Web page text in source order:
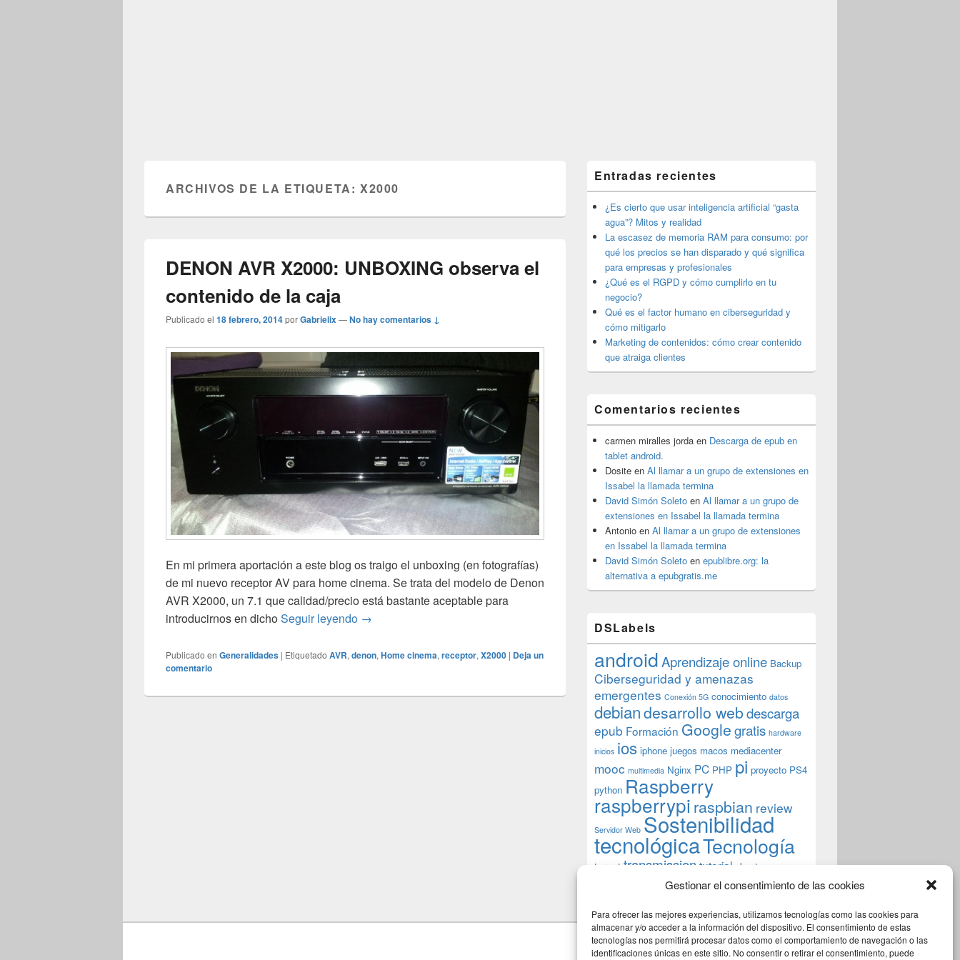
Gestionar el consentimiento de las cookies
Para ofrecer las mejores experiencias, utilizamos tecnologías como las cookies para
almacenar y/o acceder a la información del dispositivo. El consentimiento de estas
tecnologías nos permitirá procesar datos como el comportamiento de navegación o las
identificaciones únicas en este sitio. No consentir o retirar el consentimiento, puede
ARCHIVOS DE LA ETIQUETA:X2000
DENON AVR X2000: UNBOXING observa el
contenido de la caja
Publicado el 18 febrero, 2014porGabrielix—No hay comentarios ↓
En mi primera aportación a este blog os traigo el unboxing (en fotografías)
de mi nuevo receptor AV para home cinema. Se trata del modelo de Denon
AVR X2000, un 7.1 que calidad/precio está bastante aceptable para
introducirnos en dichoSeguir leyendo DENON AVR X2000: UNBOXING observa el contenido de la caja
→
Publicado en Generalidades | Etiquetado AVR, denon, Home cinema, receptor, X2000 | Deja un
comentario
área
de
widget
barra
lateral
primaria
Entradas recientes
¿Es cierto que usar inteligencia artificial “gasta
agua”? Mitos y realidad
La escasez de memoria RAM para consumo: por
qué los precios se han disparado y qué significa
para empresas y profesionales
¿Qué es el RGPD y cómo cumplirlo en tu
negocio?
Qué es el factor humano en ciberseguridad y
cómo mitigarlo
Marketing de contenidos: cómo crear contenido
que atraiga clientes
Comentarios recientes
carmen miralles jorda en Descarga de epub en
tablet android.
Dosite en Al llamar a un grupo de extensiones en
Issabel la llamada termina
David Simón Soleto en Al llamar a un grupo de
extensiones en Issabel la llamada termina
Antonio en Al llamar a un grupo de extensiones
en Issabel la llamada termina
David Simón Soleto en epublibre.org: la
alternativa a epubgratis.me
DSLabels
androidAprendizaje online Backup
Ciberseguridad y amenazas
emergentes Conexión 5G conocimiento datos
debiandesarrollo webdescarga
epub Formación Googlegratis hardware
inicios ios iphone juegos macos mediacenter
mooc multimedia Nginx PC PHP pi proyecto PS4
python Raspberry
raspberrypi raspbian review
Servidor Web Sostenibilidad
tecnológicaTecnología
torrent transmission tutorial ubuntu server
Windowswordpressxbmc